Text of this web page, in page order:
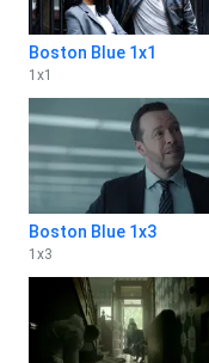
Boston Blue 1x1
1 x1
Boston Blue 1x3
1 x3